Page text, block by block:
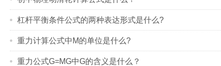
杠杆平衡条件公式的两种表达形式是什么?
重力计算公式中M的单位是什么?
重力公式G=MG中G的含义是什么？